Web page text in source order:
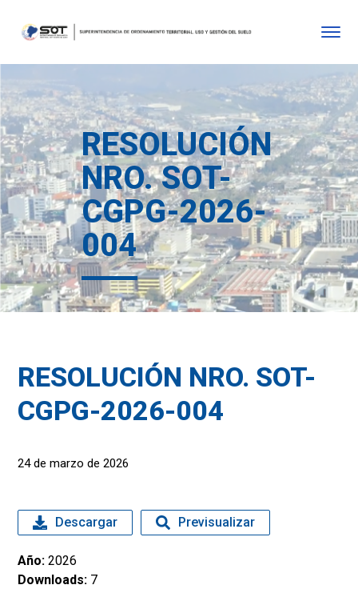
RESOLUCIÓN
NRO. SOT-
CGPG-2026-
004
RESOLUCIÓN NRO. SOT-
CGPG-2026-004
24 de marzo de 2026
Descargar Previsualizar
Año: 2026
Downloads: 7